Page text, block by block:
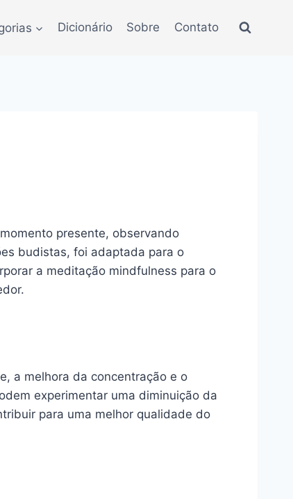
Dicionário Sobre Contato
presente, observando
budistas, foi adaptada para o
a meditação mindfulness para o
a melhora da concentração e o
experimentar uma diminuição da
para uma melhor qualidade do